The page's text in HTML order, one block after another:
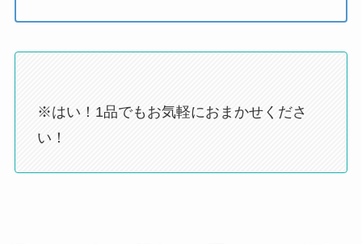
※はい！1品でもお気軽におまかせくださ
い！